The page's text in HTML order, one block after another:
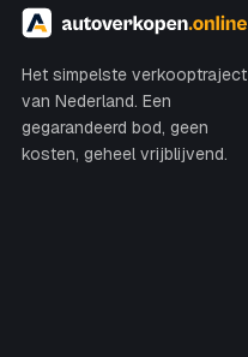
Het simpelste verkooptraject
van Nederland. Een
gegarandeerd bod, geen
kosten, geheel vrijblijvend.